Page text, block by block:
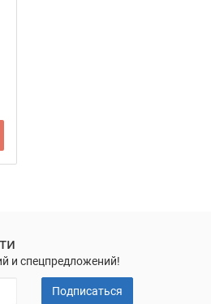
и спецпредложений!
Подписаться